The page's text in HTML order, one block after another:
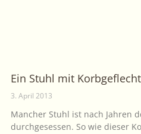
Ein Stuhl mit
3. April 2013
Mancher Stuhl ist nach Jahren
durchgesessen. So wie dieser